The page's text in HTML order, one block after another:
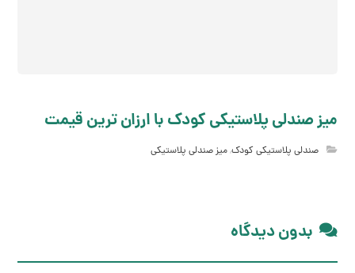
میز صندلی پلاستیکی کودک با ارزان ترین قیمت
صندلی پلاستیکی کودک,میز صندلی پلاستیکی
بدون دیدگاه